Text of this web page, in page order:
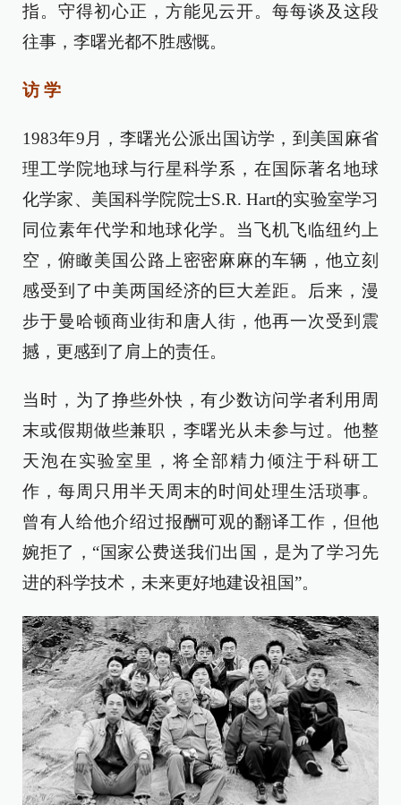
指。守得初心正，方能见云开。每每谈及这段
往事，李曙光都不胜感慨。
访 学
1983年9月，李曙光公派出国访学，到美国麻省
理工学院地球与行星科学系，在国际著名地球
化学家、美国科学院院士S.R. Hart的实验室学习
同位素年代学和地球化学。当飞机飞临纽约上
空，俯瞰美国公路上密密麻麻的车辆，他立刻
感受到了中美两国经济的巨大差距。后来，漫
步于曼哈顿商业街和唐人街，他再一次受到震
撼，更感到了肩上的责任。
当时，为了挣些外快，有少数访问学者利用周
末或假期做些兼职，李曙光从未参与过。他整
天泡在实验室里，将全部精力倾注于科研工
作，每周只用半天周末的时间处理生活琐事。
曾有人给他介绍过报酬可观的翻译工作，但他
婉拒了，“国家公费送我们出国，是为了学习先
进的科学技术，未来更好地建设祖国”。